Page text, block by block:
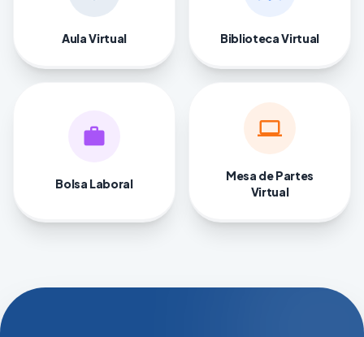
Aula Virtual Biblioteca Virtual
work
Bolsa Laboral
computer
Mesa de Partes
Virtual